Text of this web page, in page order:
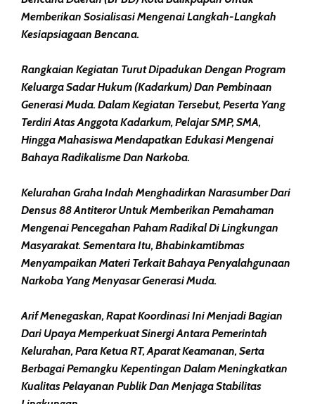
Memberikan Sosialisasi Mengenai Langkah-Langkah
Kesiapsiagaan Bencana.
Rangkaian Kegiatan Turut Dipadukan Dengan Program
Keluarga Sadar Hukum (Kadarkum) Dan Pembinaan
Generasi Muda. Dalam Kegiatan Tersebut, Peserta Yang
Terdiri Atas Anggota Kadarkum, Pelajar SMP, SMA,
Hingga Mahasiswa Mendapatkan Edukasi Mengenai
Bahaya Radikalisme Dan Narkoba.
Kelurahan Graha Indah Menghadirkan Narasumber Dari
Densus 88 Antiteror Untuk Memberikan Pemahaman
Mengenai Pencegahan Paham Radikal Di Lingkungan
Masyarakat. Sementara Itu, Bhabinkamtibmas
Menyampaikan Materi Terkait Bahaya Penyalahgunaan
Narkoba Yang Menyasar Generasi Muda.
Arif Menegaskan, Rapat Koordinasi Ini Menjadi Bagian
Dari Upaya Memperkuat Sinergi Antara Pemerintah
Kelurahan, Para Ketua RT, Aparat Keamanan, Serta
Berbagai Pemangku Kepentingan Dalam Meningkatkan
Kualitas Pelayanan Publik Dan Menjaga Stabilitas